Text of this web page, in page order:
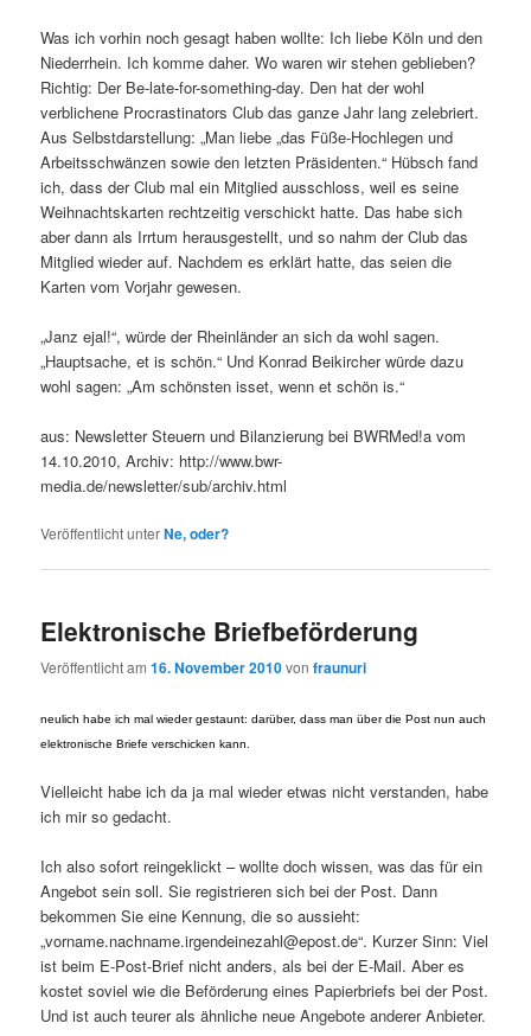
Was ich vorhin noch gesagt haben wollte: Ich liebe Köln und den
Niederrhein. Ich komme daher. Wo waren wir stehen geblieben?
Richtig: Der Be-late-for-something-day. Den hat der wohl
verblichene Procrastinators Club das ganze Jahr lang zelebriert.
Aus Selbstdarstellung: „Man liebe „das Füße-Hochlegen und
Arbeitsschwänzen sowie den letzten Präsidenten.“ Hübsch fand
ich, dass der Club mal ein Mitglied ausschloss, weil es seine
Weihnachtskarten rechtzeitig verschickt hatte. Das habe sich
aber dann als Irrtum herausgestellt, und so nahm der Club das
Mitglied wieder auf. Nachdem es erklärt hatte, das seien die
Karten vom Vorjahr gewesen.
„Janz ejal!“, würde der Rheinländer an sich da wohl sagen.
„Hauptsache, et is schön.“ Und Konrad Beikircher würde dazu
wohl sagen: „Am schönsten isset, wenn et schön is.“
aus: Newsletter Steuern und Bilanzierung bei BWRMed!a vom
14.10.2010, Archiv: http://www.bwr-
media.de/newsletter/sub/archiv.html
Veröffentlicht unterNe, oder?
Elektronische Briefbeförderung
Veröffentlicht am16. November 2010vonfraunuri
neulich habe ich mal wieder gestaunt: darüber, dass man über die Post nun auch
elektronische Briefe verschicken kann.
Vielleicht habe ich da ja mal wieder etwas nicht verstanden, habe
ich mir so gedacht.
Ich also sofort reingeklickt – wollte doch wissen, was das für ein
Angebot sein soll. Sie registrieren sich bei der Post. Dann
bekommen Sie eine Kennung, die so aussieht:
„vorname.nachname.irgendeinezahl@epost.de“. Kurzer Sinn: Viel
ist beim E-Post-Brief nicht anders, als bei der E-Mail. Aber es
kostet soviel wie die Beförderung eines Papierbriefs bei der Post.
Und ist auch teurer als ähnliche neue Angebote anderer Anbieter.